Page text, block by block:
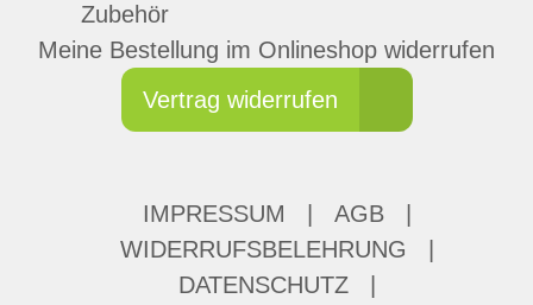
Zubehör
Meine Bestellung im Onlineshop widerrufen
Vertrag widerrufen
IMPRESSUM AGB
WIDERRUFSBELEHRUNG
DATENSCHUTZ